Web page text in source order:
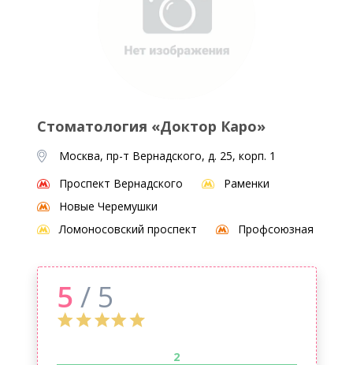
Стоматология «Доктор Каро»
Москва, пр-т Вернадского, д. 25, корп. 1
Проспект Вернадского
Раменки
Новые Черемушки
Ломоносовский проспект
Профсоюзная
5 / 5
2